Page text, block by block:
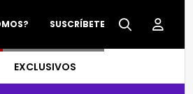
SUSCRÍBETE
EXCLUSIVOS